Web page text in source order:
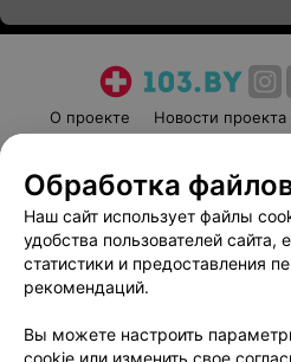
О проекте Новости проекта
Пользовательское
Вакансии
Написать
Обработка
Обработка
Наш сайт использует файлы
удобства пользователей сайта,
статистики и предоставления
рекомендаций.
Вы можете настроить
cookie или изменить свое